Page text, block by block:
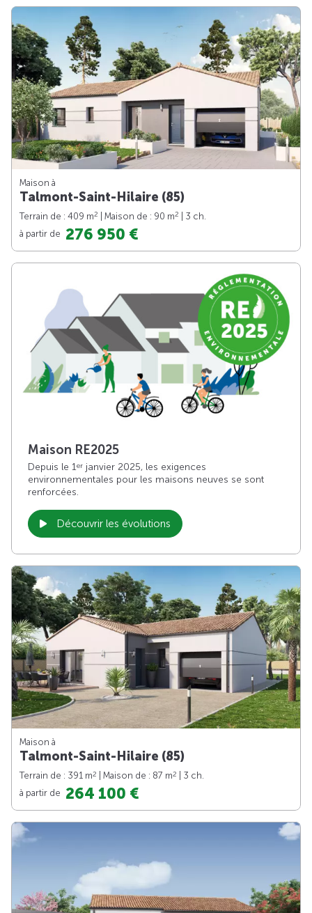
Maison à
Talmont-Saint-Hilaire (85)
Terrain de : 409 m2 | Maison de : 90 m2
| 3 ch.
à partir de 276 950 €
Maison RE2025
Depuis le 1er janvier 2025, les exigences
environnementales pour les maisons neuves se sont
renforcées.
Découvrir les évolutions
Maison à
Talmont-Saint-Hilaire (85)
Terrain de : 391 m2 | Maison de : 87 m2
| 3 ch.
à partir de 264 100 €